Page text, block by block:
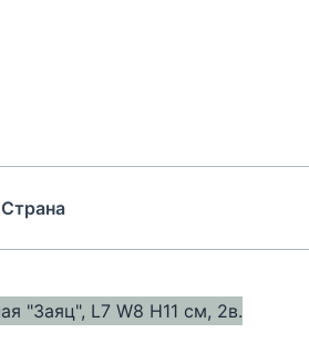
Страна